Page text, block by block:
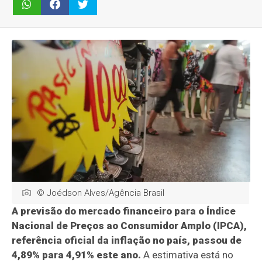
© Joédson Alves/Agência Brasil
A previsão do mercado financeiro para o Índice
Nacional de Preços ao Consumidor Amplo (IPCA),
referência oficial da inflação no país, passou de
4,89% para 4,91% este ano. A estimativa está no